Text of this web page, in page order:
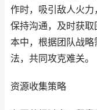
作时，吸引敌人火
保持沟通，及时获取
本中，根据团队战
法，共同攻克难关。
资源收集策略